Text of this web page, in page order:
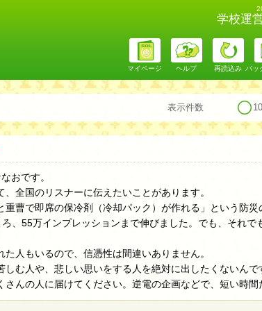
学校運
マイページ ヘルプ 再読込み バッ
表示件数
おです。
全国のリスナーに伝えたいことがあります。
曹で即席の保冷剤（冷却パック）が作れる」という防災
、55万インプレッションまで伸びました。でも、そ
人もいるので、信憑性は間違いありません。
む人や、悲しい思いをする人を絶対に出したくないんで
んの人に届けてください。逆電の企画などで、短い時